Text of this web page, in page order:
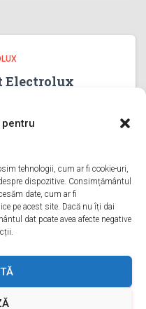
tehnologii, cum ar fi cookie-uri,
dispozitive. Consimțământul
date, cum ar fi
pe acest site. Dacă nu îți dai
dat poate avea afecte negative
Electrolux
Bine ati venit
spalat Electrolux
este sa ne sunati
SERVICII
TERMENI ȘI CONDIȚII